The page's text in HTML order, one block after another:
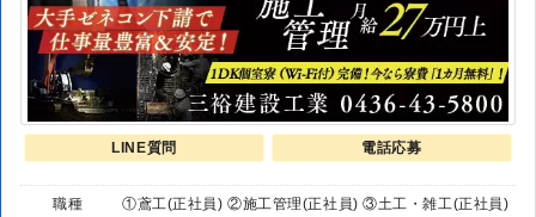
LINE質問 電話応募
職種 ①鳶工(正社員) ②施工管理(正社員) ③土工・雑工(正社員)